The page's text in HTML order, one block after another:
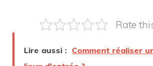
Rate
Lire aussi : Comment réaliser